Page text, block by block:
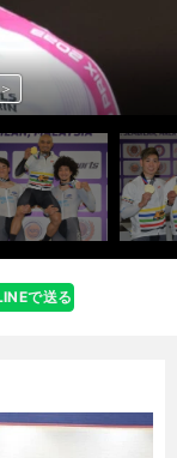
事＞＞
で送る